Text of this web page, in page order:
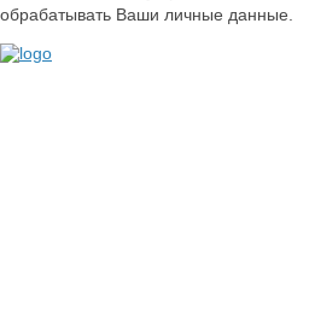
обрабатывать Ваши личные данные.